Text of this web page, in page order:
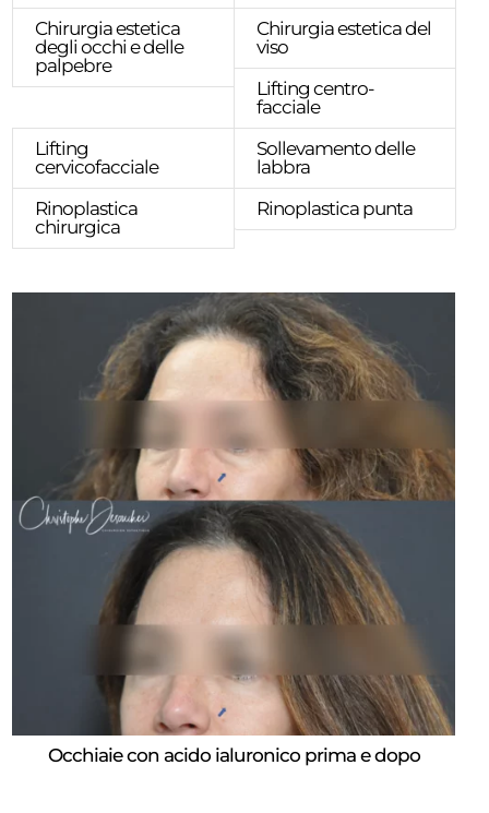
Chirurgia estetica
degli occhi e delle
palpebre
Chirurgia estetica del
viso
Lifting centro-
facciale
Lifting
cervicofacciale
Sollevamento delle
labbra
Rinoplastica
chirurgica
Rinoplastica punta
Occhiaie con acido ialuronico prima e dopo